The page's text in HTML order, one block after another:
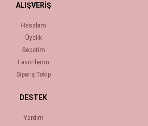
ALIŞVERİŞ
Hesabım
Üyelik
Sepetim
Favorilerim
Sipariş Takip
DESTEK
Yardım